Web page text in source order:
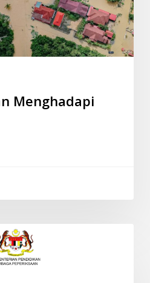
Menghadapi